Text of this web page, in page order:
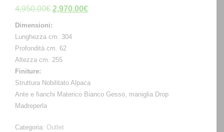
4,950.00€ Il
2,970.00€Il
Dimensioni:
Lunghezza cm. 304
Profondità cm. 62
Altezza cm. 255
Finiture:
Struttura Nobilitato Alpaca
Ante e fianchi Materico Bianco Gesso, maniglia Drop
Madreperla
Categoria: Outlet